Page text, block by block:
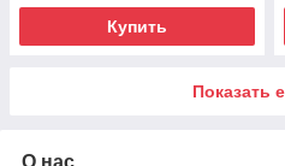
Купить
Показать